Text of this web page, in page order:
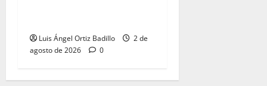
Luis Ángel Ortiz Badillo
2 de
agosto de 2026
0